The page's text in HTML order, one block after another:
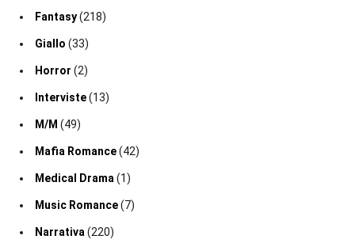
Fantasy(218)
Giallo (33)
Horror (2)
Interviste(13)
M/M (49)
Mafia Romance(42)
Medical Drama(1)
Music Romance(7)
Narrativa(220)